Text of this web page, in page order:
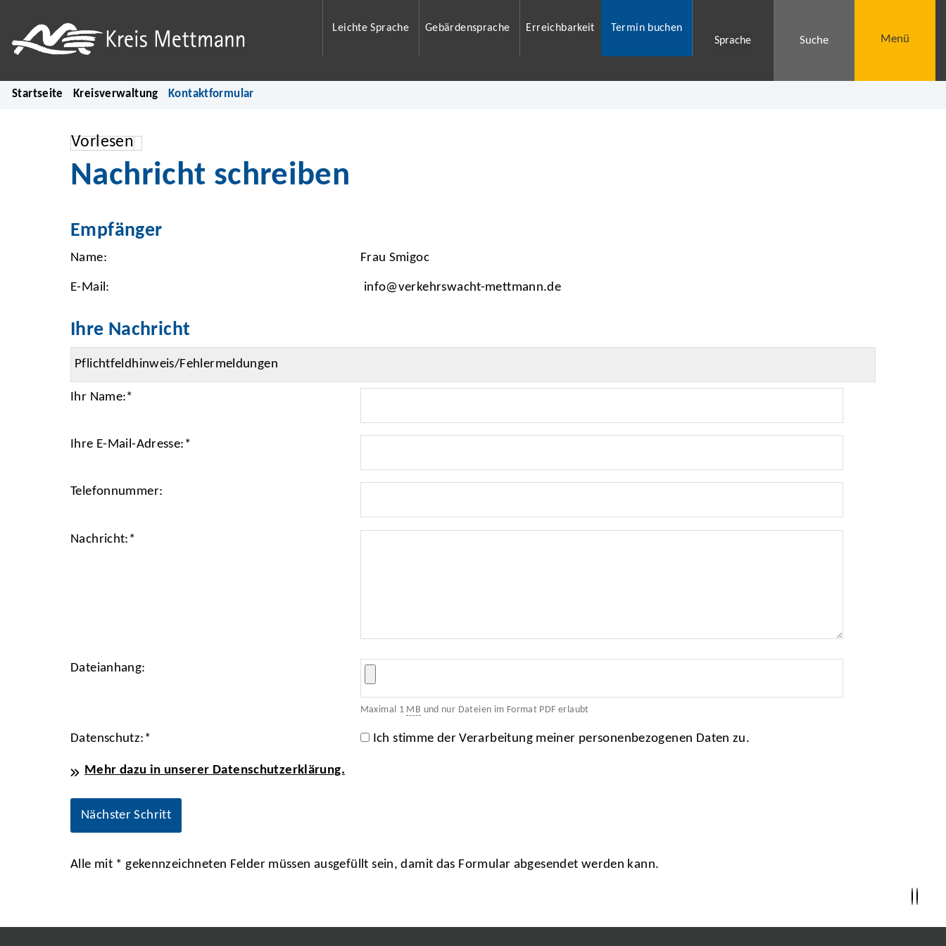
Leichte Sprache Gebärdensprache Erreichbarkeit
Termin buchen
Sprache
Suche Menü
Startseite Kreisverwaltung Kontaktformular
Vorlesen
Nachricht schreiben
Empfänger
Name: Frau Smigoc
E-Mail: info@verkehrswacht-mettmann.de
Ihre Nachricht
Ihr Name:*
Ihre E-Mail-Adresse: *
Telefonnummer:
Nachricht: *
Dateianhang:
Maximal 1 MB und nur Dateien im Format PDF erlaubt
Datenschutz: * Ich stimme der Verarbeitung meiner personenbezogenen Daten zu.
Mehr dazu in unserer Datenschutzerklärung.
Alle mit * gekennzeichneten Felder müssen ausgefüllt sein, damit das Formular abgesendet werden kann.